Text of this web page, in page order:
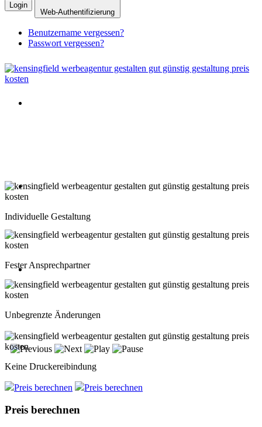
Login
Web-Authentifizierung
Benutzername vergessen?
Passwort vergessen?
Beratung oder Rückruf anfordern
Schweiz: 043 508 66 63
Montag-Freitag 10:00-18:00 Uhr
Beratung oder Rückruf anfordern
Montag-Freitag 10:00-18:00 Uhr
Individuelle Gestaltung
Fester Ansprechpartner
Unbegrenzte Änderungen
Keine Druckereibindung
Preis berechnen Preis berechnen
Preis berechnen